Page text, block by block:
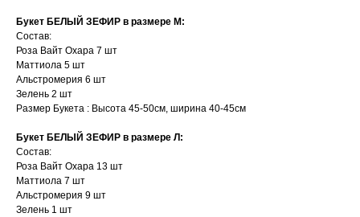
Букет БЕЛЫЙ ЗЕФИР в размере М:
Состав:
Роза Вайт Охара 7 шт
Маттиола 5 шт
Альстромерия 6 шт
Зелень 2 шт
Размер Букета : Высота 45-50см, ширина 40-45см
Букет БЕЛЫЙ ЗЕФИР в размере Л:
Состав:
Роза Вайт Охара 13 шт
Маттиола 7 шт
Альстромерия 9 шт
Зелень 1 шт